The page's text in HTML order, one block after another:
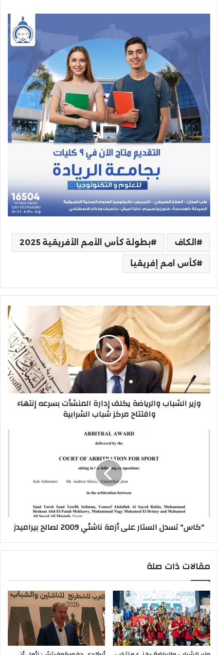
الكاف بطولة كأس الأمم الأفريقية 2025
كأس امم إفريقيا
وزير
الشباب
والرياضة
يكلف
إدارة
المنشأت
إنتهاء
وافتتاح
مركزوزير الشباب والرياضة يكلف إدارة المنشأت بسرعه إنتهاء
وافتتاح مركز شباب الشرابية
بيراميدز
"كاس" تسدل الستار على أزمة ناشئي 2009 لصالح بيراميدز
مقالات ذات صلة